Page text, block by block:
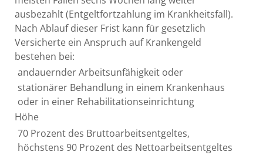
ausbezahlt (Entgeltfortzahlung im Krankheitsfall).
Nach Ablauf dieser Frist kann für gesetzlich
Versicherte ein Anspruch auf Krankengeld
bestehen bei:
andauernder Arbeitsunfähigkeit oder
stationärer Behandlung in einem Krankenhaus
oder in einer Rehabilitationseinrichtung
Höhe
70 Prozent des Bruttoarbeitsentgeltes,
höchstens 90 Prozent des Nettoarbeitsentgeltes